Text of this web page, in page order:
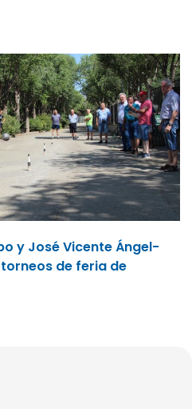
y José Vicente Ángel-
de feria de